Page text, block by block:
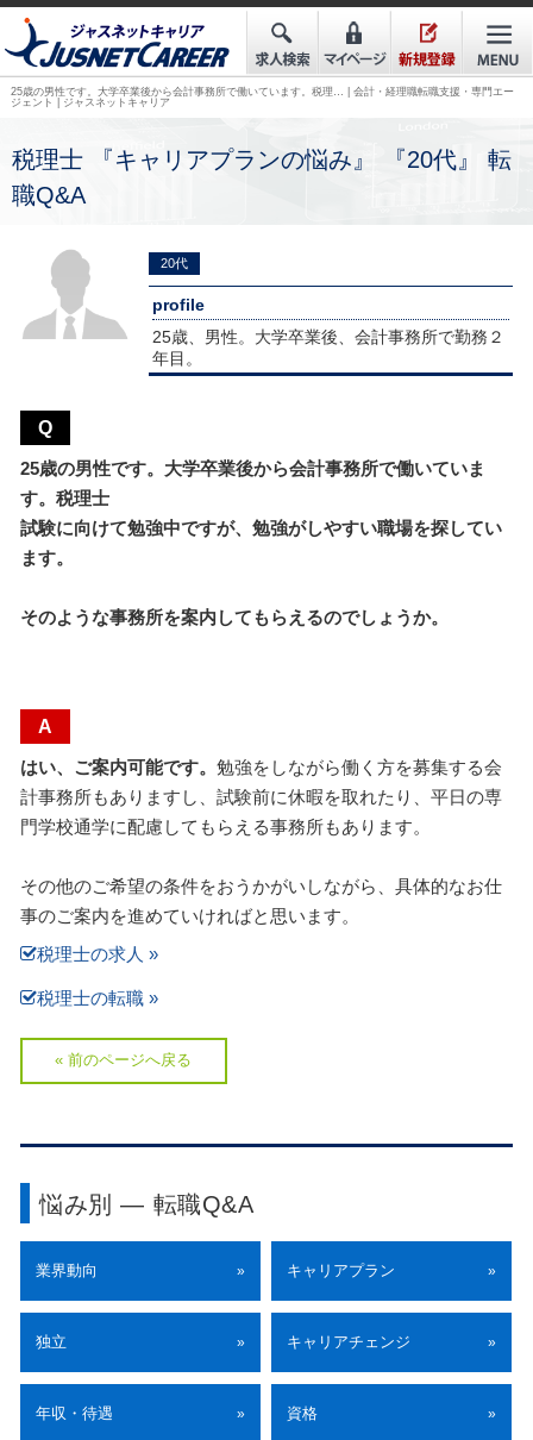
25歳の男性です。大学卒業後から会計事務所で働いています。税理… | 会計・経理職転職支援・専門エー
ジェント | ジャスネットキャリア
税理士 『キャリアプランの悩み』 『20代』 転
職Q&A
20代
profile
25歳、男性。大学卒業後、会計事務所で勤務２
年目。
Q
25歳の男性です。大学卒業後から会計事務所で働いていま
す。税理士
試験に向けて勉強中ですが、勉強がしやすい職場を探してい
ます。
そのような事務所を案内してもらえるのでしょうか。
A
はい、ご案内可能です。 勉強をしながら働く方を募集する会
計事務所もありますし、試験前に休暇を取れたり、平日の専
門学校通学に配慮してもらえる事務所もあります。
その他のご希望の条件をおうかがいしながら、具体的なお仕
事のご案内を進めていければと思います。
税理士の求人 »
税理士の転職 »
« 前のページへ戻る
悩み別 ― 転職Q&A
業界動向 » キャリアプラン »
独立 » キャリアチェンジ »
年収・待遇 » 資格 »